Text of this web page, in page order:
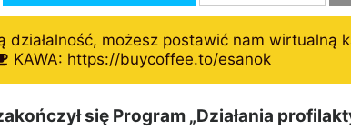
działalność, możesz postawić nam wirtualną
KAWA: https://buycoffee.to/esanok
się Program „Działania